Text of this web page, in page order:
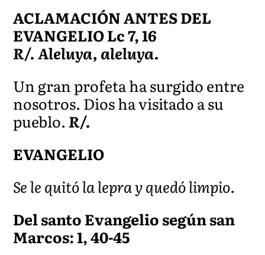
ACLAMACIÓN ANTES DEL
EVANGELIO Lc 7, 16
R/. Aleluya, aleluya.
Un gran profeta ha surgido entre
nosotros. Dios ha visitado a su
pueblo.R/.
EVANGELIO
Se le quitó la lepra y quedó limpio.
Del santo Evangelio según san
Marcos: 1, 40-45